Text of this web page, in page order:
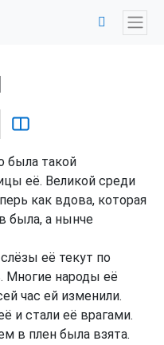
была такой
её. Великой среди
как вдова, которая
была, а нынче
её текут по
Многие народы её
час ей изменили.
и стали её врагами.
в плен была взята.